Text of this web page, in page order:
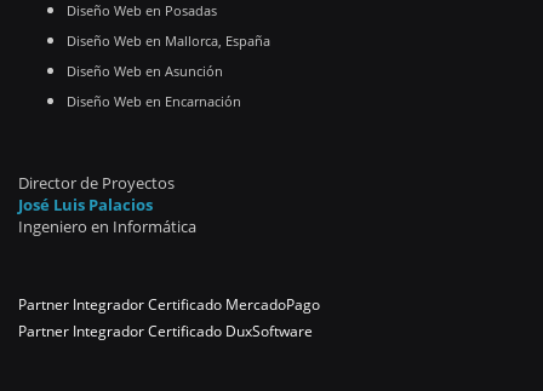
Diseño Web en Posadas
Diseño Web en Mallorca, España
Diseño Web en Asunción
Diseño Web en Encarnación
Director de Proyectos
José Luis Palacios
Ingeniero en Informática
Partner Integrador Certificado MercadoPago
Partner Integrador Certificado DuxSoftware